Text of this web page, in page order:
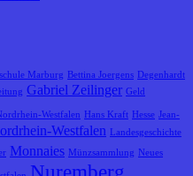
Marburg Bettina Joergens
Degenhardt
Gabriel Zeilinger Geld
Westfalen Hans Kraft Hesse Jean-
Westfalen Landesgeschichte
Monnaies Münzsammlung Neues
Nuremberg